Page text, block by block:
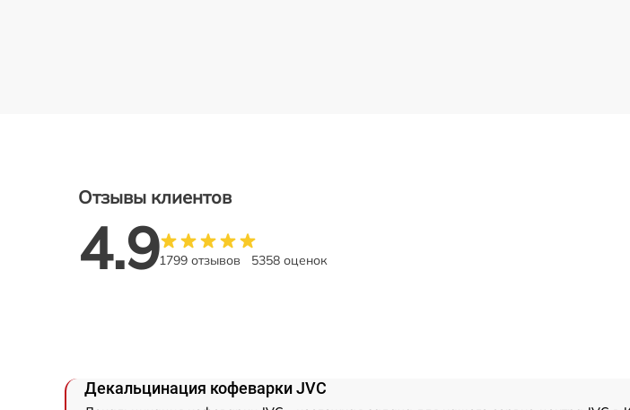
Отзывы клиентов
4.91799 отзывов 5358 оценок
Декальцинация кофеварки JVC